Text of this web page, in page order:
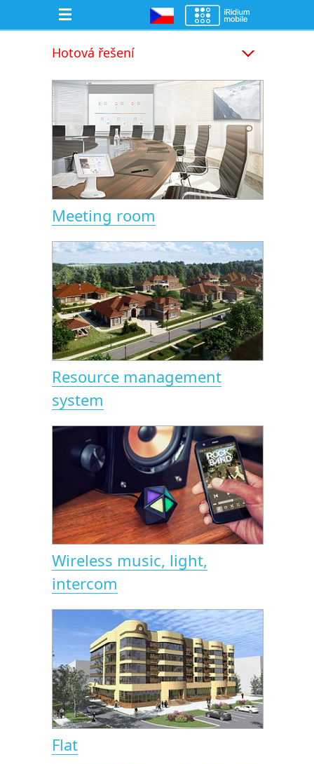
Hotová řešení
Meeting room
Resource management
system
Wireless music, light,
intercom
Flat